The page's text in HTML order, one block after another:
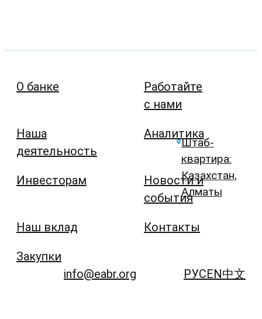
О банке
Наша
деятельность
Инвесторам
Наш вклад
Закупки
Работайте
с нами
Аналитика
Новости и
события
Контакты
Штаб-
квартира:
Казахстан,
Алматы
info@eabr.org РУСEN中文